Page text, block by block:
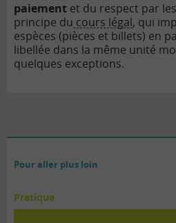
paiement et du respect par
principe du cours légal, qui
espèces (pièces et billets) en
libellée dans la même unité
quelques exceptions.
Pour aller plus loin
Pratique